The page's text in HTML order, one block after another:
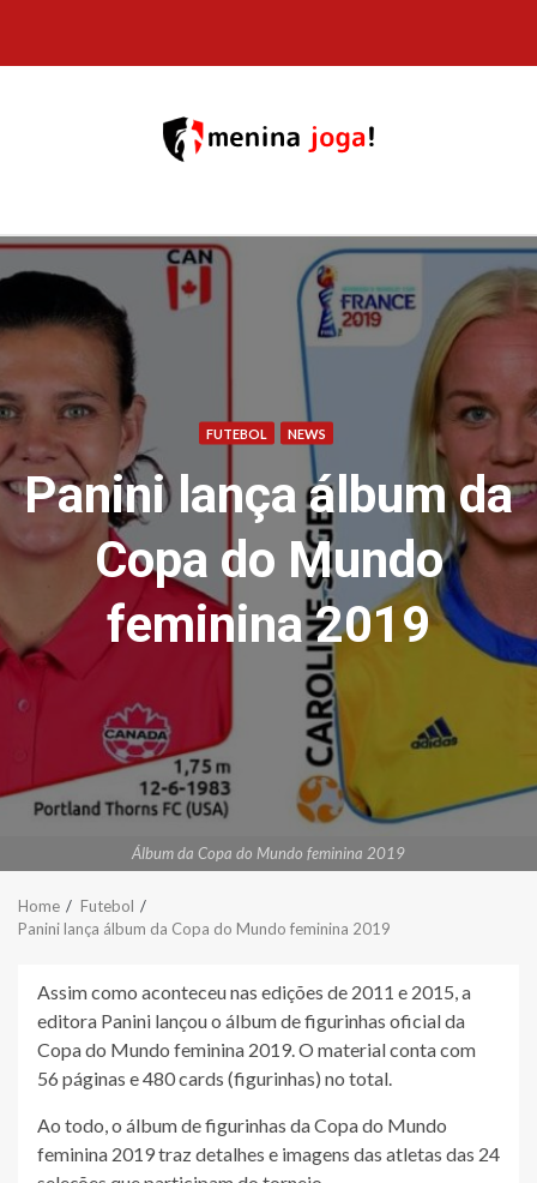
content
FUTEBOL NEWS
Panini lança álbum da
Copa do Mundo
feminina 2019
Álbum da Copa do Mundo feminina 2019
Home
Futebol
Panini lança álbum da Copa do Mundo feminina 2019
Assim como aconteceu nas edições de 2011 e 2015, a
editora Panini lançou o álbum de figurinhas oficial da
Copa do Mundo feminina 2019. O material conta com
56 páginas e 480 cards (figurinhas) no total.
Ao todo, o álbum de figurinhas da Copa do Mundo
feminina 2019 traz detalhes e imagens das atletas das 24